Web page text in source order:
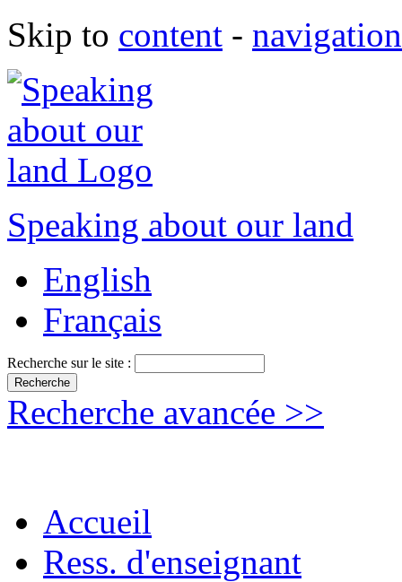
Skip to content - navigation
Speaking about our land
English
Français
Recherche sur le site :
Recherche avancée >>
Accueil
Ress. d'enseignant